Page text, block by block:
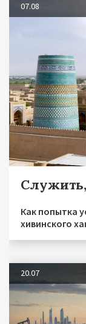
07.08
Как попытка
хивинского
20.07